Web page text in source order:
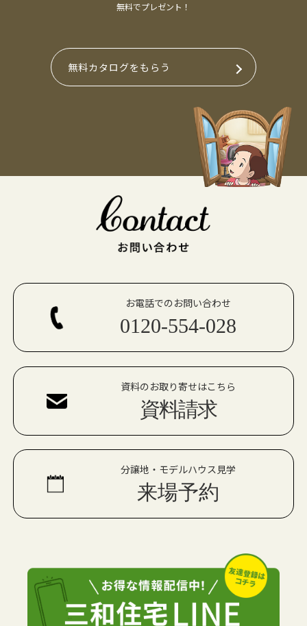
無料でプレゼント！
無料カタログをもらう
お電話でのお問い合わせ
0120-554-028
資料のお取り寄せはこちら
資料請求
分譲地・モデルハウス見学
来場予約